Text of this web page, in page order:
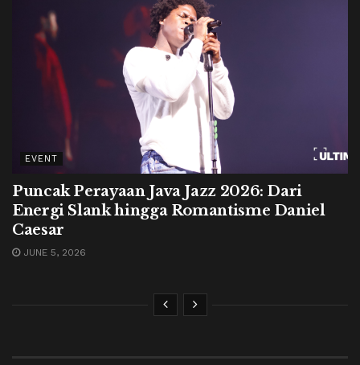
EVENT
Puncak Perayaan Java Jazz 2026: Dari
Energi Slank hingga Romantisme Daniel
Caesar
JUNE 5, 2026